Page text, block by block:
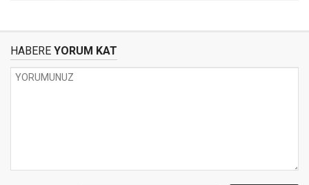
HABERE YORUM KAT